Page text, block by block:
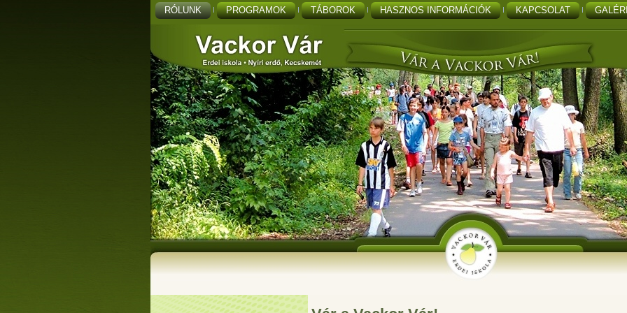
RÓLUNK PROGRAMOK TÁBOROK HASZNOS INFORMÁCIÓK KAPCSOLAT